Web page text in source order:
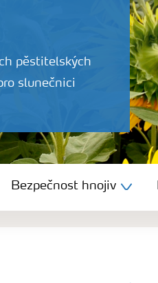
pěstitelských
slunečnici
Bezpečnost hnojiv